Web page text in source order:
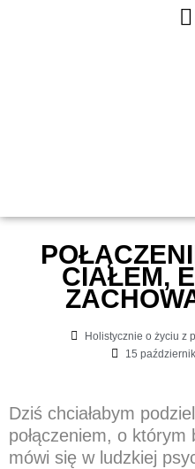
CIAŁEM,
Holistycznie o życiu z
15
Dziś chciałabym
połączeniem, o
mówi się w ludzkiej